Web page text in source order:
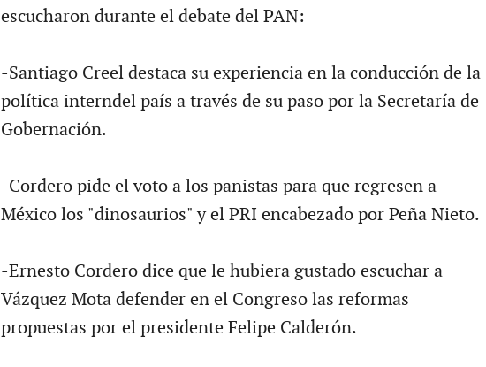
escucharon durante el debate del PAN:
-Santiago Creel destaca su experiencia en la conducción de la
política interndel país a través de su paso por la Secretaría de
Gobernación.
-Cordero pide el voto a los panistas para que regresen a
México los "dinosaurios" y el PRI encabezado por Peña Nieto.
-Ernesto Cordero dice que le hubiera gustado escuchar a
Vázquez Mota defender en el Congreso las reformas
propuestas por el presidente Felipe Calderón.